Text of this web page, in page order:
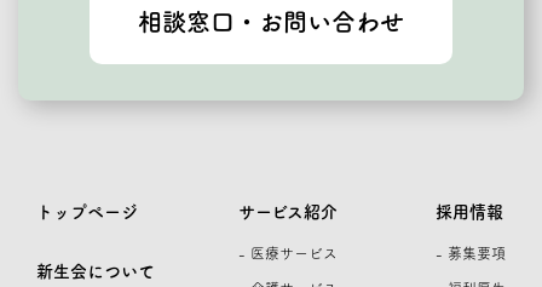
相談窓口・お問い合わせ
トップページ
新生会について
サービス紹介
- 医療サービス
採用情報
- 募集要項